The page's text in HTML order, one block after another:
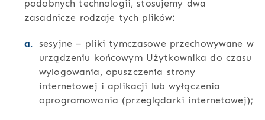
podobnych technologii, stosujemy dwa
zasadnicze rodzaje tych plików:
sesyjne – pliki tymczasowe przechowywane w
urządzeniu końcowym Użytkownika do czasu
wylogowania, opuszczenia strony
internetowej i aplikacji lub wyłączenia
oprogramowania (przeglądarki internetowej);